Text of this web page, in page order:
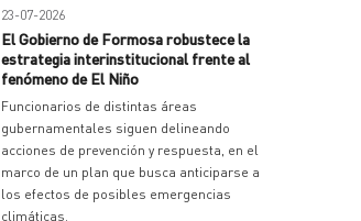
23-07-2026
El Gobierno de Formosa robustece la
estrategia interinstitucional frente al
fenómeno de El Niño
Funcionarios de distintas áreas
gubernamentales siguen delineando
acciones de prevención y respuesta, en el
marco de un plan que busca anticiparse a
los efectos de posibles emergencias
climáticas.